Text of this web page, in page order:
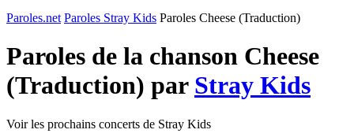
Paroles.net Paroles Stray Kids Paroles Cheese (Traduction)
Paroles de la chanson Cheese
(Traduction) par Stray Kids
Voir les prochains concerts de Stray Kids